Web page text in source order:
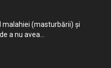
malahiei (masturbării) şi
a nu avea...